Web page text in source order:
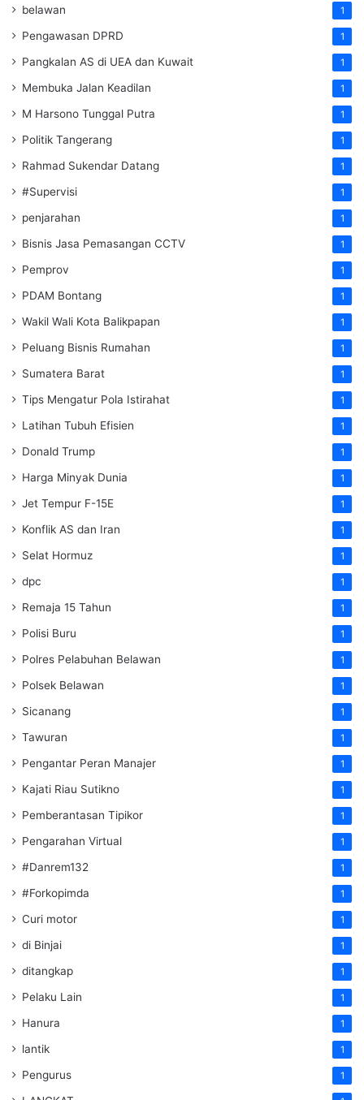
belawan 1
Pengawasan DPRD 1
Pangkalan AS di UEA dan Kuwait 1
Membuka Jalan Keadilan 1
M Harsono Tunggal Putra 1
Politik Tangerang 1
Rahmad Sukendar Datang 1
#Supervisi 1
penjarahan 1
Bisnis Jasa Pemasangan CCTV 1
Pemprov 1
PDAM Bontang 1
Wakil Wali Kota Balikpapan 1
Peluang Bisnis Rumahan 1
Sumatera Barat 1
Tips Mengatur Pola Istirahat 1
Latihan Tubuh Efisien 1
Donald Trump 1
Harga Minyak Dunia 1
Jet Tempur F-15E 1
Konflik AS dan Iran 1
Selat Hormuz 1
dpc 1
Remaja 15 Tahun 1
Polisi Buru 1
Polres Pelabuhan Belawan 1
Polsek Belawan 1
Sicanang 1
Tawuran 1
Pengantar Peran Manajer 1
Kajati Riau Sutikno 1
Pemberantasan Tipikor 1
Pengarahan Virtual 1
#Danrem132 1
#Forkopimda 1
Curi motor 1
di Binjai 1
ditangkap 1
Pelaku Lain 1
Hanura 1
lantik 1
Pengurus 1